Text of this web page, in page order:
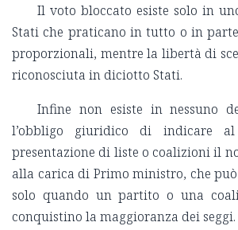
Il voto bloccato esiste solo in
Stati che praticano in tutto o in
proporzionali, mentre la libertà di
riconosciuta in diciotto Stati.
Infine non esiste in nessuno
l’obbligo giuridico di indicare
presentazione di liste o coalizioni il
alla carica di Primo ministro, che
solo quando un partito o una
conquistino la maggioranza dei seggi.